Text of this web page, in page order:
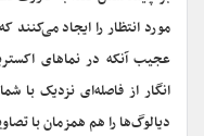
مورد انتظار را ایجاد
عجیب آنکه در نماهای
انگار از فاصله‌ای نزدیک با
دیالوگ‌ها را هم همزمان با